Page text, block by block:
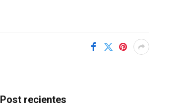
Post recientes